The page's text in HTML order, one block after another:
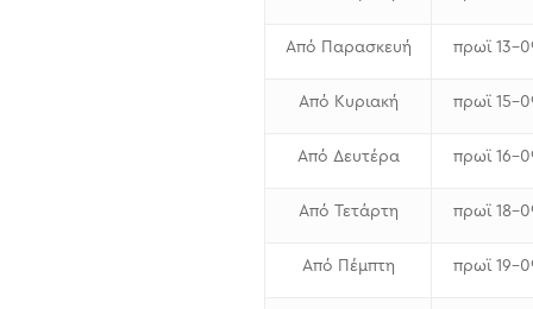
Από Παρασκευή πρωϊ 13-
Από Κυριακή πρωϊ 15-
Από Δευτέρα πρωϊ 16-
Από Τετάρτη πρωϊ 18-
Από Πέμπτη πρωϊ 19-